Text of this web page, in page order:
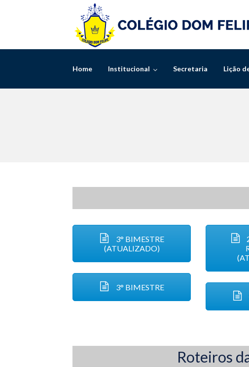
Home Institucional Secretaria Lição
3° BIMESTRE
(ATUALIZADO)
3° BIMESTRE
Roteiros